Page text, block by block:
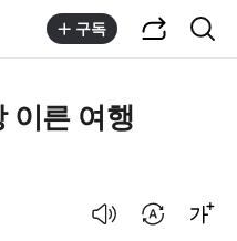
구독
이른 여행